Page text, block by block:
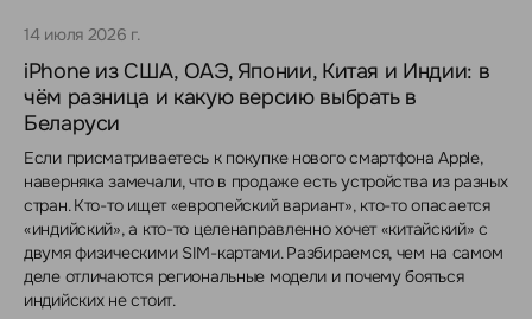
14 июля 2026 г.
iPhone из США, ОАЭ, Японии, Китая и Индии: в
чём разница и какую версию выбрать в
Беларуси
Если присматриваетесь к покупке нового смартфона Apple,
наверняка замечали, что в продаже есть устройства из разных
стран. Кто-то ищет «европейский вариант», кто-то опасается
«индийский», а кто-то целенаправленно хочет «китайский» с
двумя физическими SIM-картами. Разбираемся, чем на самом
деле отличаются региональные модели и почему бояться
индийских не стоит.